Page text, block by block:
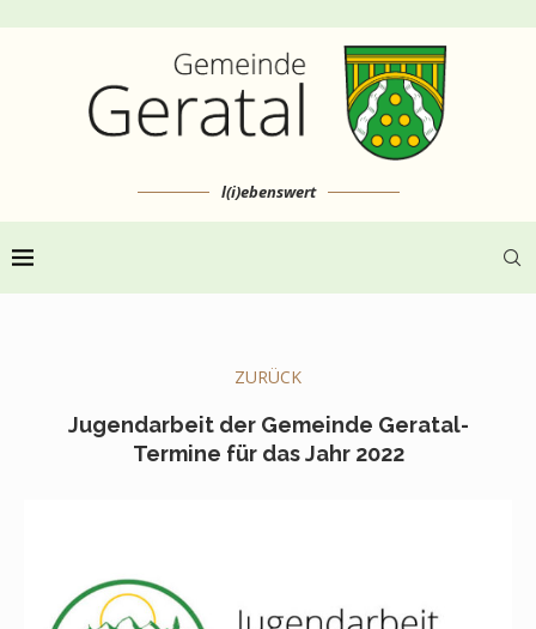
l(i)ebenswert
ZURÜCK
Jugendarbeit der Gemeinde Geratal-
Termine für das Jahr 2022